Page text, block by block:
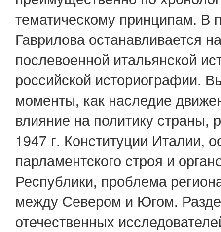
тематическому принципам. В
Гаврилова останавливается
послевоенной итальянской
российской историографии.
моменты, как наследие
влияние на политику страны,
1947 г. Конституции Италии,
парламентского строя и
Республики, проблема
между Севером и Югом.
отечественных